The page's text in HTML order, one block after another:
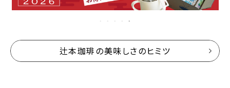
辻本珈琲の美味しさのヒミツ